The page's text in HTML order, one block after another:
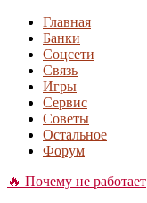
Главная
Банки
Соцсети
Связь
Игры
Сервис
Советы
Остальное
Форум
🔥 Почему не работает